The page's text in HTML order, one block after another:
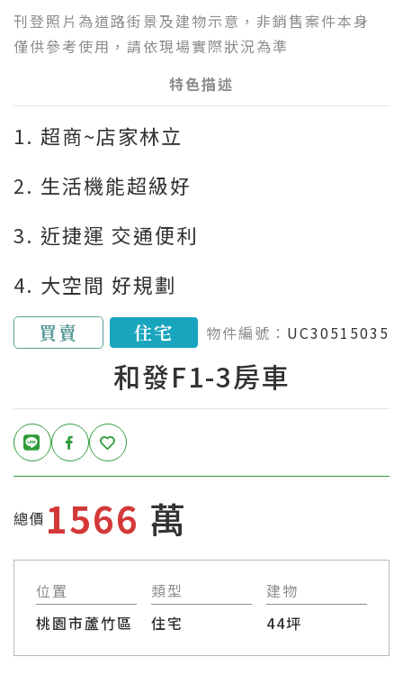
刊登照片為道路街景及建物示意，非銷售案件本身
僅供參考使用，請依現場實際狀況為準
特色描述
1. 超商~店家林立
2. 生活機能超級好
3. 近捷運 交通便利
4. 大空間 好規劃
買賣 住宅 物件編號： UC30515035
和發F1-3房車
總價 1566 萬
位置
桃園市蘆竹區
類型
住宅
建物
44坪